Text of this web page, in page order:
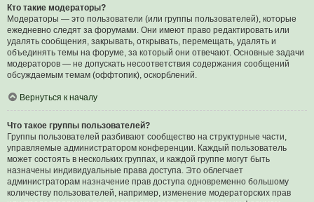
Кто такие модераторы?
Модераторы — это пользователи (или группы пользователей), которые
ежедневно следят за форумами. Они имеют право редактировать или
удалять сообщения, закрывать, открывать, перемещать, удалять и
объединять темы на форуме, за который они отвечают. Основные задачи
модераторов — не допускать несоответствия содержания сообщений
обсуждаемым темам (оффтопик), оскорблений.
Вернуться к началу
Что такое группы пользователей?
Группы пользователей разбивают сообщество на структурные части,
управляемые администратором конференции. Каждый пользователь
может состоять в нескольких группах, и каждой группе могут быть
назначены индивидуальные права доступа. Это облегчает
администраторам назначение прав доступа одновременно большому
количеству пользователей, например, изменение модераторских прав